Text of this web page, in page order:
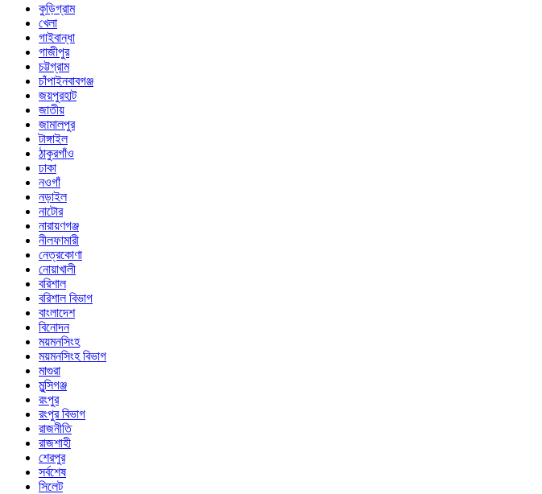
কুড়িগ্রাম
খেলা
গাইবান্ধা
গাজীপুর
চট্টগ্রাম
চাঁপাইনবাবগঞ্জ
জয়পুরহাট
জাতীয়
জামালপুর
টাঙ্গাইল
ঠাকুরগাঁও
ঢাকা
নওগাঁ
নড়াইল
নাটোর
নারায়ণগঞ্জ
নীলফামারী
নেত্রকোণা
নোয়াখালী
বরিশাল
বরিশাল বিভাগ
বাংলাদেশ
বিনোদন
ময়মনসিংহ
ময়মনসিংহ বিভাগ
মাগুরা
মুন্সিগঞ্জ
রংপুর
রংপুর বিভাগ
রাজনীতি
রাজশাহী
শেরপুর
সর্বশেষ
সিলেট